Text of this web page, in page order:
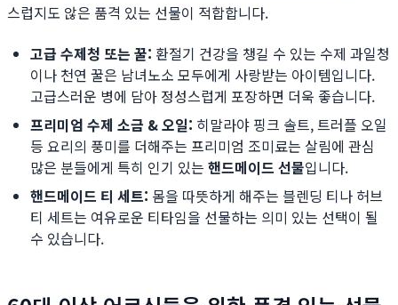
스럽지도 않은 품격 있는 선물이 적합합니다.
고급 수제청 또는 꿀: 환절기 건강을 챙길 수 있는 수제 과일청
이나 천연 꿀은 남녀노소 모두에게 사랑받는 아이템입니다.
고급스러운 병에 담아 정성스럽게 포장하면 더욱 좋습니다.
프리미엄 수제 소금 & 오일: 히말라야 핑크 솔트, 트러플 오일
등 요리의 풍미를 더해주는 프리미엄 조미료는 살림에 관심
많은 분들에게 특히 인기 있는 핸드메이드 선물입니다.
핸드메이드 티 세트: 몸을 따뜻하게 해주는 블렌딩 티나 허브
티 세트는 여유로운 티타임을 선물하는 의미 있는 선택이 될
수 있습니다.